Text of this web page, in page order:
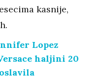
kasnije,
Lopez
haljini 20